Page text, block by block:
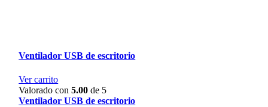
Ventilador USB de escritorio
Ver carrito
Valorado con5.00 de 5
Ventilador USB de escritorio